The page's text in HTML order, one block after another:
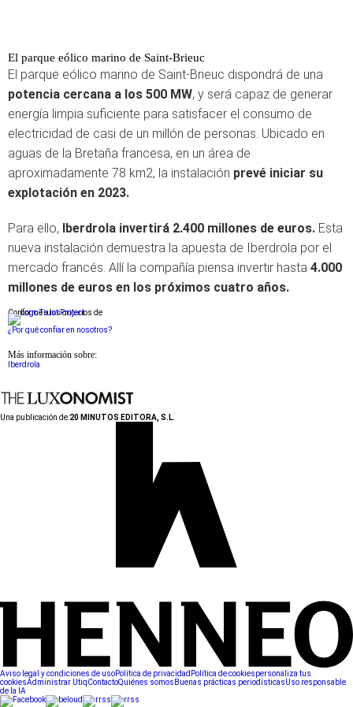
El parque eólico marino de Saint-Brieuc
El parque eólico marino de Saint-Brieuc dispondrá de una
potencia cercana a los 500 MW, y será capaz de generar
energía limpia suficiente para satisfacer el consumo de
electricidad de casi de un millón de personas. Ubicado en
aguas de la Bretaña francesa, en un área de
aproximadamente 78 km2, la instalación prevé iniciar su
explotación en 2023.
Para ello, Iberdrola invertirá 2.400 millones de euros. Esta
nueva instalación demuestra la apuesta de Iberdrola por el
mercado francés. Allí la compañía piensa invertir hasta 4.000
millones de euros en los próximos cuatro años.
Conforme a los criterios de
¿Por qué confiar en nosotros?
Más información sobre:
Iberdrola
Una publicación de:20 MINUTOS EDITORA, S.L.
Aviso legal y condiciones de usoPolítica de privacidad Política de cookiespersonaliza tus
cookiesAdministrar UtiqContactoQuiénes somos Buenas prácticas periodísticasUso responsable
de la IA